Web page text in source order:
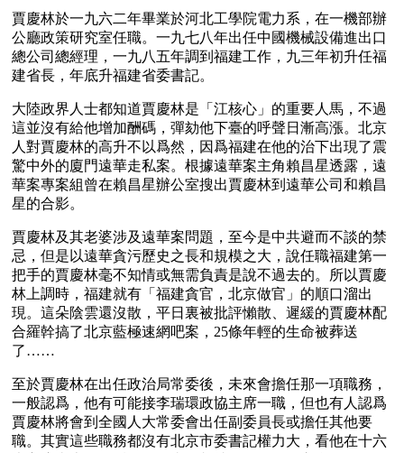
賈慶林於一九六二年畢業於河北工學院電力系，在一機部辦
公廳政策研究室任職。一九七八年出任中國機械設備進出口
總公司總經理，一九八五年調到福建工作，九三年初升任福
建省長，年底升福建省委書記。
大陸政界人士都知道賈慶林是「江核心」的重要人馬，不過
這並沒有給他增加酬碼，彈劾他下臺的呼聲日漸高漲。北京
人對賈慶林的高升不以爲然，因爲福建在他的治下出現了震
驚中外的廈門遠華走私案。根據遠華案主角賴昌星透露，遠
華案專案組曾在賴昌星辦公室搜出賈慶林到遠華公司和賴昌
星的合影。
賈慶林及其老婆涉及遠華案問題，至今是中共避而不談的禁
忌，但是以遠華貪污歷史之長和規模之大，說任職福建第一
把手的賈慶林毫不知情或無需負責是說不過去的。所以賈慶
林上調時，福建就有「福建貪官，北京做官」的順口溜出
現。這朵陰雲還沒散，平日裏被批評懶散、遲緩的賈慶林配
合羅幹搞了北京藍極速網吧案，25條年輕的生命被葬送
了……
至於賈慶林在出任政治局常委後，未來會擔任那一項職務，
一般認爲，他有可能接李瑞環政協主席一職，但也有人認爲
賈慶林將會到全國人大常委會出任副委員長或擔任其他要
職。其實這些職務都沒有北京市委書記權力大，看他在十六